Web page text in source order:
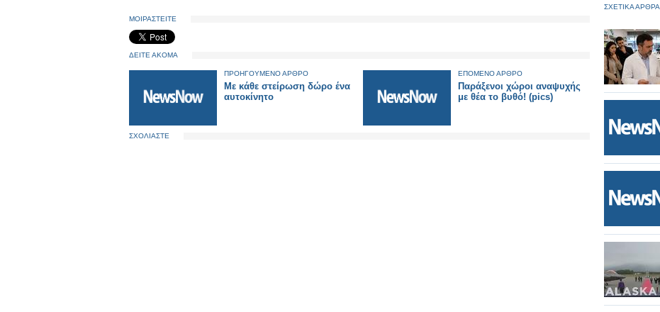
ΜΟΙΡΑΣΤΕΙΤΕ
ΔΕΙΤΕ ΑΚΟΜΑ
ΠΡΟΗΓΟΥΜΕΝΟ ΑΡΘΡΟ
Με κάθε στείρωση δώρο ένα
αυτοκίνητο
ΕΠΟΜΕΝΟ ΑΡΘΡΟ
Παράξενοι χώροι αναψυχής
με θέα το βυθό! (pics)
ΣΧΟΛΙΑΣΤΕ
ΣΧΕΤΙΚΑ ΑΡΘΡΑ